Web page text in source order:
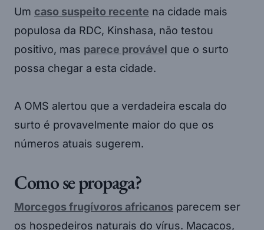
Um caso suspeito recente na cidade mais
populosa da RDC, Kinshasa, não testou
positivo, mas parece provável que o surto
possa chegar a esta cidade.
A OMS alertou que a verdadeira escala do
surto é provavelmente maior do que os
números atuais sugerem.
Como se propaga?
Morcegos frugívoros africanos parecem ser
os hospedeiros naturais do vírus. Macacos,